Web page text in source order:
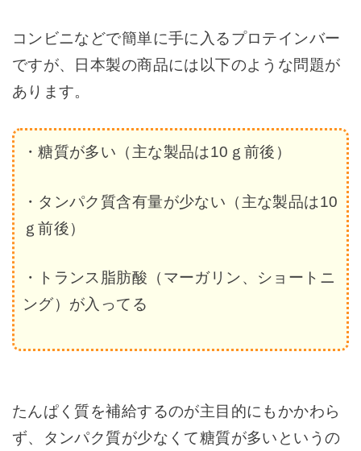
コンビニなどで簡単に手に入るプロテインバー
ですが、日本製の商品には以下のような問題が
あります。
・糖質が多い（主な製品は10ｇ前後）
・タンパク質含有量が少ない（主な製品は10
ｇ前後）
・トランス脂肪酸（マーガリン、ショートニ
ング）が入ってる
たんぱく質を補給するのが主目的にもかかわら
ず、タンパク質が少なくて糖質が多いというの